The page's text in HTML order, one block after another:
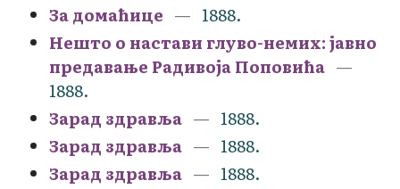
За домаћице
1888.
Нешто о настави глуво-немих: јавно
предавање Радивоја Поповића
1888.
Зарад здравља
1888.
Зарад здравља
1888.
Зарад здравља
1888.